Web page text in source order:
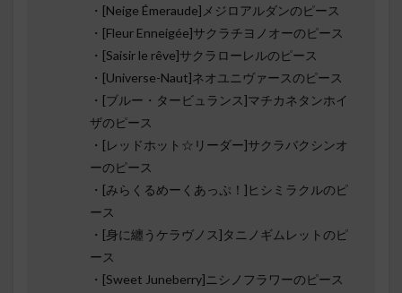
・[Neige Émeraude]メジロアルダンのピース
・[Fleur Enneigée]サクラチヨノオーのピース
・[Saisir le rêve]サクラローレルのピース
・[Universe-Naut]ネオユニヴァースのピース
・[ブルー・タービュランス]マチカネタンホイ
ザのピース
・[レッドホット☆リーダー]サクラバクシンオ
ーのピース
・[みらくるめーくあっぷ！]ヒシミラクルのピ
ース
・[身に纏うケラヴノス]タニノギムレットのピ
ース
・[Sweet Juneberry]ニシノフラワーのピース